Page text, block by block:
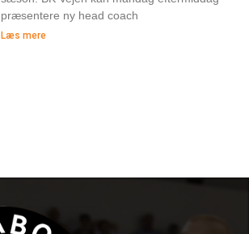
præsentere ny head coach
Læs mere